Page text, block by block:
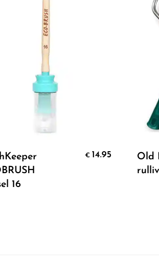
16
€ 14.95
Old